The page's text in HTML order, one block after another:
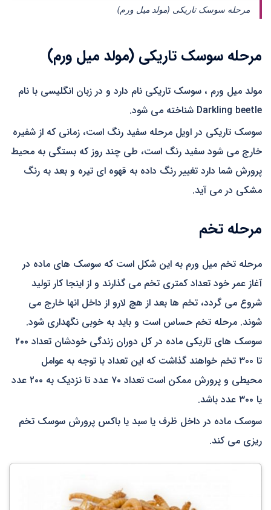
مرحله سوسک تاریکی (مولد میل ورم)
مرحله سوسک تاریکی (مولد میل ورم)
مولد میل ورم ، سوسک تاریکی نام دارد و در زبان انگلیسی با نام
Darkling beetle شناخته می شود.
سوسک تاریکی در اویل مرحله سفید رنگ است، زمانی که از شفیره
خارج می شود سفید رنگ است، طی چند روز که بستگی به محیط
پرورش شما دارد تغییر رنگ داده به قهوه ای تیره و بعد به رنگ
مشکی در می آید.
مرحله تخم
مرحله تخم میل ورم به این شکل است که سوسک های ماده در
آغاز عمر خود تعداد کمتری تخم می گذارند و از اینجا کار تولید
شروع می گردد، تخم ها بعد از هچ لارو از داخل انها خارج می
شوند. مرحله تخم حساس است و باید به خوبی نگهداری شود.
سوسک های تاریکی ماده در کل دوران زندگی خودشان تعداد ۲۰۰
تا ۳۰۰ تخم خواهند گذاشت که این تعداد با توجه به عوامل
محیطی و پرورش ممکن است تعداد ۷۰ عدد تا نزدیک به ۲۰۰ عدد
یا ۳۰۰ عدد باشد.
سوسک ماده در داخل ظرف یا سبد یا باکس پرورش سوسک تخم
ریزی می کند.